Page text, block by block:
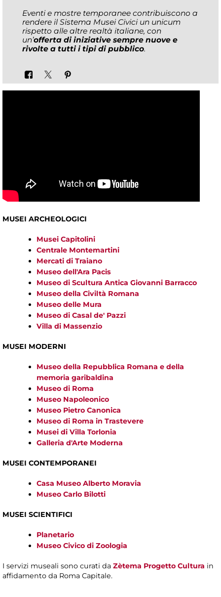
Eventi e mostre temporanee contribuiscono a
rendere il Sistema Musei Civici un unicum
rispetto alle altre realtà italiane, con
un’offerta di iniziative sempre nuove e
rivolte a tutti i tipi di pubblico.
MUSEI ARCHEOLOGICI
Musei Capitolini
Centrale Montemartini
Mercati di Traiano
Museo dell'Ara Pacis
Museo di Scultura Antica Giovanni Barracco
Museo della Civiltà Romana
Museo delle Mura
Museo di Casal de' Pazzi
Villa di Massenzio
MUSEI MODERNI
Museo della Repubblica Romana e della
memoria garibaldina
Museo di Roma
Museo Napoleonico
Museo Pietro Canonica
Museo di Roma in Trastevere
Musei di Villa Torlonia
Galleria d'Arte Moderna
MUSEI CONTEMPORANEI
Casa Museo Alberto Moravia
Museo Carlo Bilotti
MUSEI SCIENTIFICI
Planetario
Museo Civico di Zoologia
I servizi museali sono curati da Zètema Progetto Cultura in
affidamento da Roma Capitale.